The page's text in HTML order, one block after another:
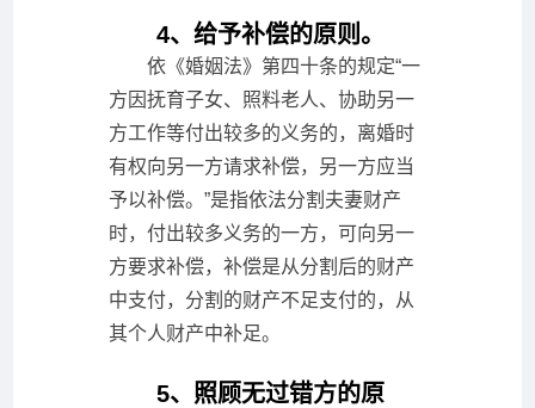
4、给予补偿的原则。
依《婚姻法》第四十条的规定“一
方因抚育子女、照料老人、协助另一
方工作等付出较多的义务的，离婚时
有权向另一方请求补偿，另一方应当
予以补偿。”是指依法分割夫妻财产
时，付出较多义务的一方，可向另一
方要求补偿，补偿是从分割后的财产
中支付，分割的财产不足支付的，从
其个人财产中补足。
5、照顾无过错方的原